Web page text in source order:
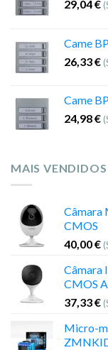
29,04€
Came
26,33€
Came
24,98€
MAIS VENDIDOS
Câmara
CMOS
40,00€
Câmara
CMOS
37,33€
Micro-